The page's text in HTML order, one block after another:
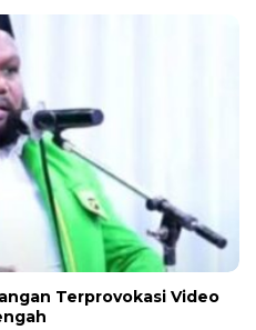
Terprovokasi Video